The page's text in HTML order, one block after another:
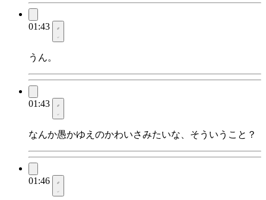
01:43
うん。
01:43
なんか愚かゆえのかわいさみたいな、そういうこと？
01:46